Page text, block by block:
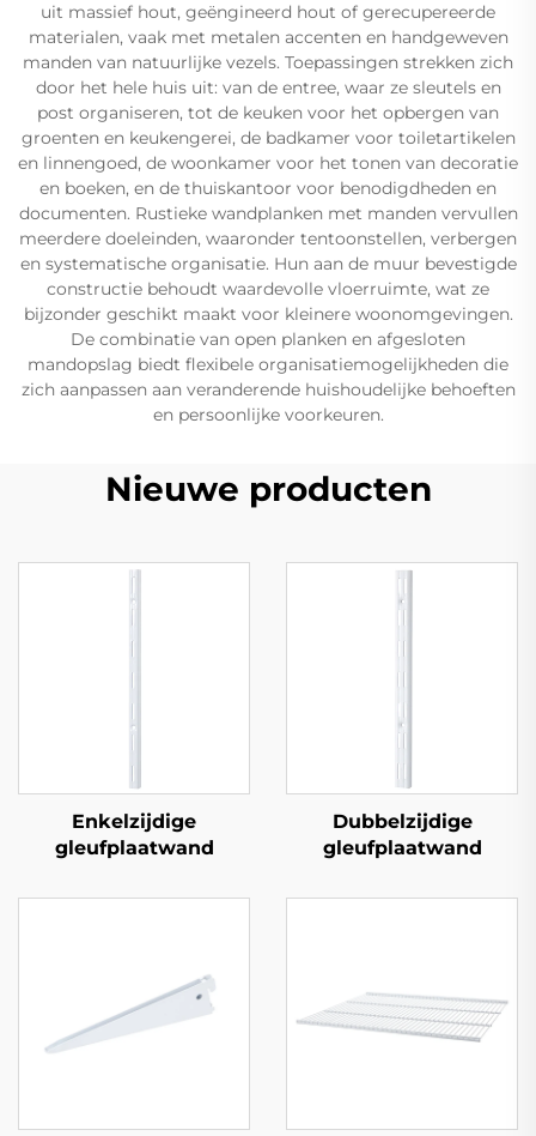
uit massief hout, geëngineerd hout of gerecupereerde
materialen, vaak met metalen accenten en handgeweven
manden van natuurlijke vezels. Toepassingen strekken zich
door het hele huis uit: van de entree, waar ze sleutels en
post organiseren, tot de keuken voor het opbergen van
groenten en keukengerei, de badkamer voor toiletartikelen
en linnengoed, de woonkamer voor het tonen van decoratie
en boeken, en de thuiskantoor voor benodigdheden en
documenten. Rustieke wandplanken met manden vervullen
meerdere doeleinden, waaronder tentoonstellen, verbergen
en systematische organisatie. Hun aan de muur bevestigde
constructie behoudt waardevolle vloerruimte, wat ze
bijzonder geschikt maakt voor kleinere woonomgevingen.
De combinatie van open planken en afgesloten
mandopslag biedt flexibele organisatiemogelijkheden die
zich aanpassen aan veranderende huishoudelijke behoeften
en persoonlijke voorkeuren.
Nieuwe producten
Enkelzijdige
gleufplaatwand
Dubbelzijdige
gleufplaatwand